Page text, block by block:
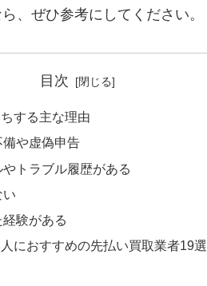
、ぜひ参考にしてください。
目次
する主な理由
や虚偽申告
トラブル履歴がある
い
験がある
におすすめの先払い買取業者19選